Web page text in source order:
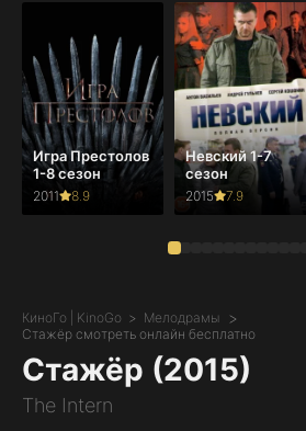
Игра Престолов
1-8 сезон
2011 8.9
Невский 1-7
сезон
2015 7.9
КиноГо | KinoGo
Мелодрамы
Стажёр смотреть онлайн бесплатно
Стажёр (2015)
The Intern